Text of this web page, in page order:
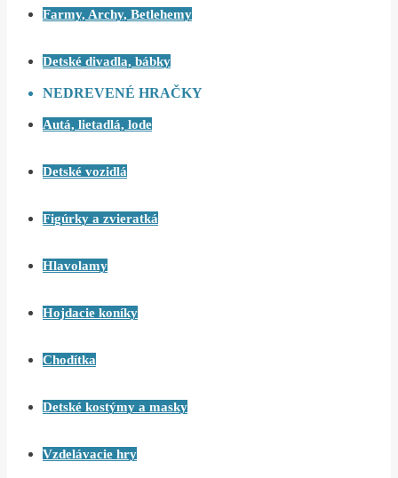
Farmy, Archy, Betlehemy
Detské divadla, bábky
NEDREVENÉ HRAČKY
Autá, lietadlá, lode
Detské vozidlá
Figúrky a zvieratká
Hlavolamy
Hojdacie koníky
Chodítka
Detské kostýmy a masky
Vzdelávacie hry